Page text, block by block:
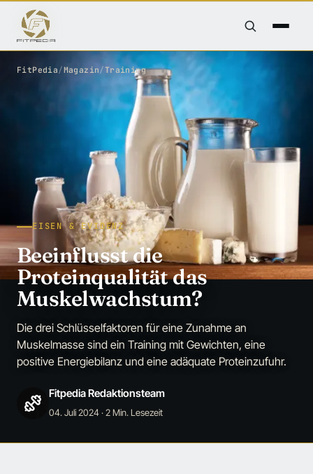
FitPedia/Magazin/Training
EISEN & EVIDENZ
Beeinflusst die
Proteinqualität das
Muskelwachstum?
Die drei Schlüsselfaktoren für eine Zunahme an
Muskelmasse sind ein Training mit Gewichten, eine
positive Energiebilanz und eine adäquate Proteinzufuhr.
Fitpedia Redaktionsteam
04. Juli 2024· 2 Min. Lesezeit